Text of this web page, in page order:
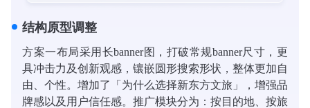
结构原型调整
方案一布局采用长banner图，打破常规banner尺寸，更
具冲击力及创新观感，镶嵌圆形搜索形状，整体更加自
由、个性。增加了「为什么选择新东方文旅」，增强品
牌感以及用户信任感。推广模块分为：按目的地、按旅